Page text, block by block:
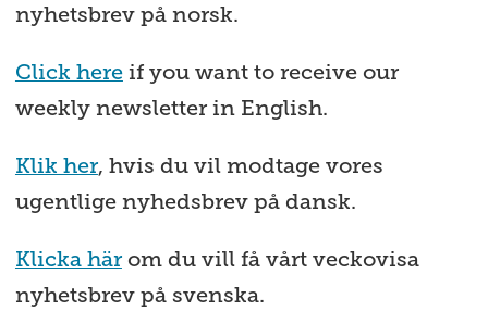
nyhetsbrev på norsk.
Click hereif you want to receive our
weekly newsletter in English.
Klik her, hvis du vil modtage vores
ugentlige nyhedsbrev på dansk.
Klicka härom du vill få vårt veckovisa
nyhetsbrev på svenska.